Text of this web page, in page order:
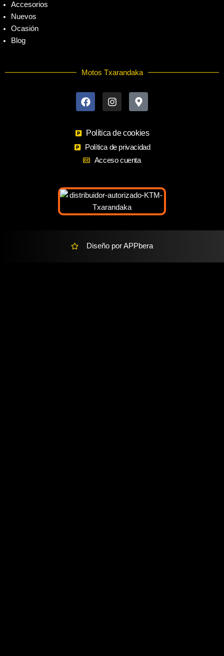
Accesorios
Nuevos
Ocasión
Blog
Motos Txarandaka
a
c
o
o
k
n
s
g
r
a
m
a
p
a
r
k
e
a
l
Política de cookies
Política de privacidad
Acceso cuenta
Diseño por APPbera